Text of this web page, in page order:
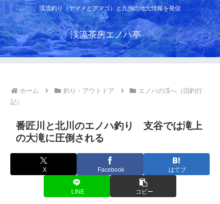
渓流釣り（ヤマメとアマゴ）と九州の地元情報を発信
渓流茶房エノハ亭
ホーム 釣り・アウトドア
エノハの渓へ（旧釣行
記）
番匠川と北川のエノハ釣り 支谷では滝上
の大滝に圧倒される
X Facebook はてブ
LINE コピー